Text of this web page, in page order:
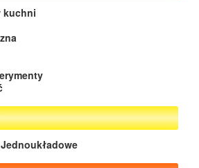
kuchni